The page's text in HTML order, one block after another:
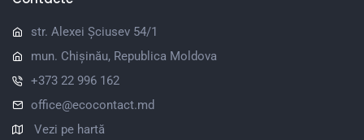
str. Alexei Șciusev 54/1
mun. Chișinău, Republica Moldova
+373 22 996 162
office@ecocontact.md
Vezi pe hartă